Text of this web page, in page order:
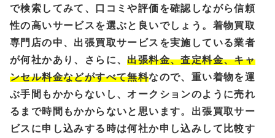
で検索してみて、口コミや評価を確認しながら信頼
性の高いサービスを選ぶと良いでしょう。着物買取
専門店の中、出張買取サービスを実施している業者
が何社かあり、さらに、出張料金、査定料金、キャ
ンセル料金などがすべて無料なので、重い着物を運
ぶ手間もかからないし、オークションのように売れ
るまで時間もかからないと思います。出張買取サー
ビスに申し込みする時は何社か申し込みして比較す